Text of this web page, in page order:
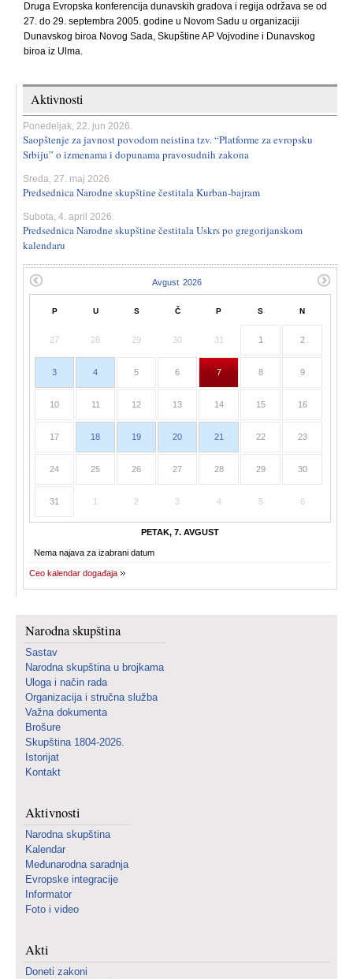
Druga Evropska konferencija dunavskih gradova i regija održava se od
27. do 29. septembra 2005. godine u Novom Sadu u organizaciji
Dunavskog biroa Novog Sada, Skupštine AP Vojvodine i Dunavskog
biroa iz Ulma.
Aktivnosti
Ponedeljak, 22. jun 2026.
Saopštenje za javnost povodom neistina tzv. “Platforme za evropsku
Srbiju” o izmenama i dopunama pravosudnih zakona
Sreda, 27. maj 2026.
Predsednica Narodne skupštine čestitala Kurban-bajram
Subota, 4. april 2026.
Predsednica Narodne skupštine čestitala Uskrs po gregorijanskom
kalendaru
P U S Č P S N
27 28 29 30 31 1 2
3 4 5 6 7 8 9
10 11 12 13 14 15 16
17 18 19 20 21 22 23
24 25 26 27 28 29 30
31 1 2 3 4 5 6
PETAK, 7. AVGUST
Nema najava za izabrani datum
Ceo kalendar događaja
Narodna skupština
Sastav
Narodna skupština u brojkama
Uloga i način rada
Organizacija i stručna služba
Važna dokumenta
Brošure
Skupština 1804-2026.
Istorijat
Kontakt
Aktivnosti
Narodna skupština
Kalendar
Međunarodna saradnja
Evropske integracije
Informator
Foto i video
Akti
Doneti zakoni